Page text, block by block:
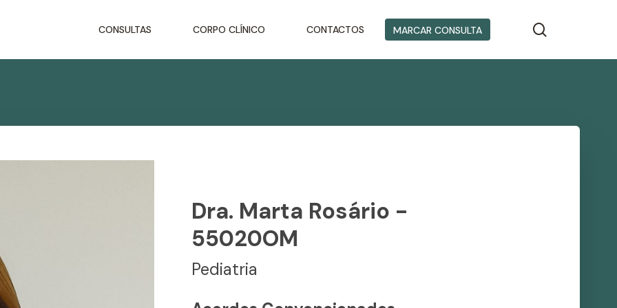
CONSULTAS CORPO CLÍNICO CONTACTOS MARCAR CONSULTA
Dra. Marta Rosário -
55020OM
Pediatria